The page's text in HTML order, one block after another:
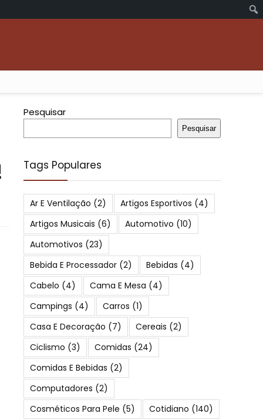
Pesquisar
Pesquisar
Tags Populares
Ar E Ventilação (2) Artigos Esportivos (4)
Artigos Musicais (6) Automotivo (10)
Automotivos (23)
Bebida E Processador (2) Bebidas (4)
Cabelo (4) Cama E Mesa (4)
Campings (4) Carros (1)
Casa E Decoração (7) Cereais (2)
Ciclismo (3) Comidas (24)
Comidas E Bebidas (2)
Computadores (2)
Cosméticos Para Pele (5) Cotidiano (140)